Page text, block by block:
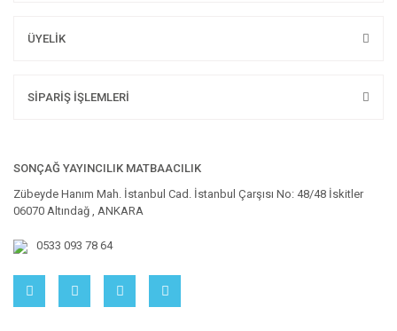
ÜYELİK
SİPARİŞ İŞLEMLERİ
SONÇAĞ YAYINCILIK MATBAACILIK
Zübeyde Hanım Mah. İstanbul Cad. İstanbul Çarşısı No: 48/48 İskitler
06070 Altındağ , ANKARA
0533 093 78 64